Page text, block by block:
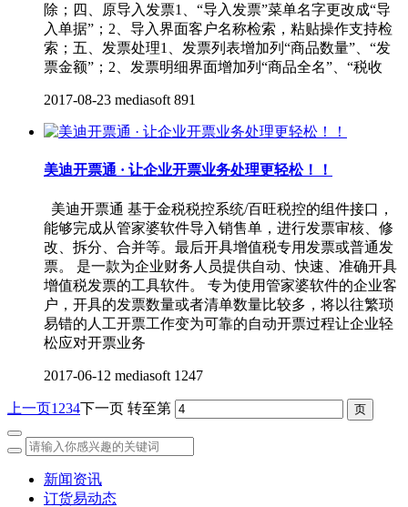
除；四、原导入发票1、“导入发票”菜单名字更改成“导
入单据”；2、导入界面客户名称检索，粘贴操作支持检
索；五、发票处理1、发票列表增加列“商品数量”、“发
票金额”；2、发票明细界面增加列“商品全名”、“税收
2017-08-23 mediasoft 891
美迪开票通 · 让企业开票业务处理更轻松！！
美迪开票通 基于金税税控系统/百旺税控的组件接口，
能够完成从管家婆软件导入销售单，进行发票审核、修
改、拆分、合并等。最后开具增值税专用发票或普通发
票。 是一款为企业财务人员提供自动、快速、准确开具
增值税发票的工具软件。 专为使用管家婆软件的企业客
户，开具的发票数量或者清单数量比较多，将以往繁琐
易错的人工开票工作变为可靠的自动开票过程让企业轻
松应对开票业务
2017-06-12 mediasoft 1247
上一页1 234下一页 转至第
新闻资讯
订货易动态